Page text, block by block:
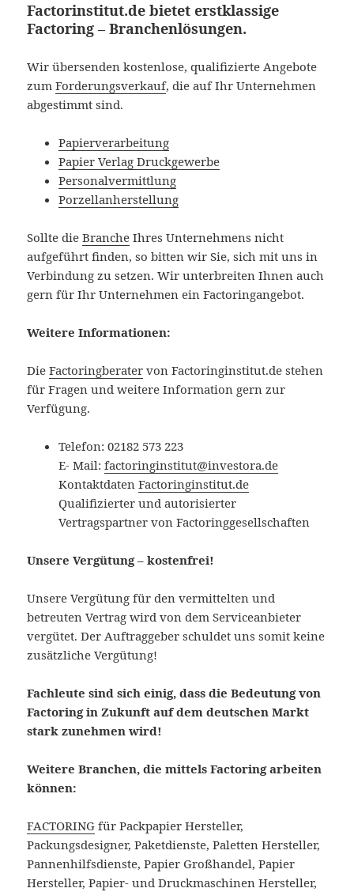
Factorinstitut.de bietet erstklassige
Factoring – Branchenlösungen.
Wir übersenden kostenlose, qualifizierte Angebote
zumForderungsverkauf, die auf Ihr Unternehmen
abgestimmt sind.
Papierverarbeitung
Papier Verlag Druckgewerbe
Personalvermittlung
Porzellanherstellung
Sollte dieBranche Ihres Unternehmens nicht
aufgeführt finden, so bitten wir Sie, sich mit uns in
Verbindung zu setzen. Wir unterbreiten Ihnen auch
gern für Ihr Unternehmen ein Factoringangebot.
Weitere Informationen:
DieFactoringberater von Factoringinstitut.de stehen
für Fragen und weitere Information gern zur
Verfügung.
Telefon: 02182 573 223
E- Mail:factoringinstitut@investora.de
KontaktdatenFactoringinstitut.de
Qualifizierter und autorisierter
Vertragspartner von Factoringgesellschaften
Unsere Vergütung – kostenfrei!
Unsere Vergütung für den vermittelten und
betreuten Vertrag wird von dem Serviceanbieter
vergütet. Der Auftraggeber schuldet uns somit keine
zusätzliche Vergütung!
Fachleute sind sich einig, dass die Bedeutung von
Factoring in Zukunft auf dem deutschen Markt
stark zunehmen wird!
Weitere Branchen, die mittels Factoring arbeiten
können:
FACTORING für Packpapier Hersteller,
Packungsdesigner, Paketdienste, Paletten Hersteller,
Pannenhilfsdienste, Papier Großhandel, Papier
Hersteller, Papier- und Druckmaschinen Hersteller,